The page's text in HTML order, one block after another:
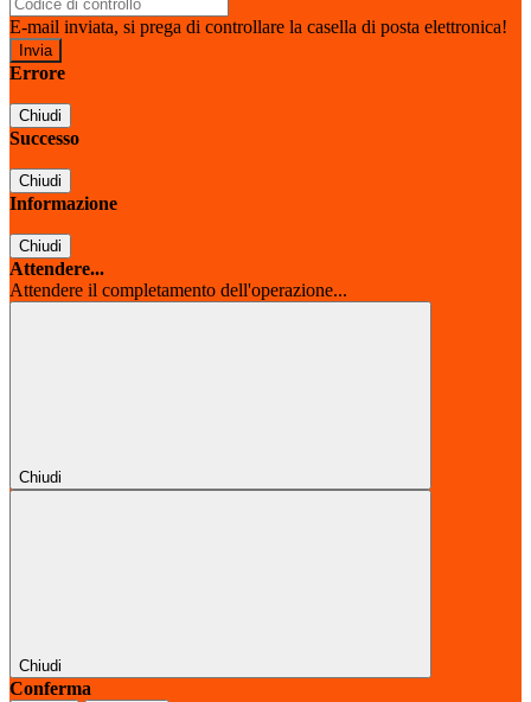
E-mail inviata, si prega di controllare la casella di posta elettronica!
Errore
Chiudi
Successo
Chiudi
Informazione
Chiudi
Attendere...
Attendere il completamento dell'operazione...
Chiudi
Chiudi
Conferma